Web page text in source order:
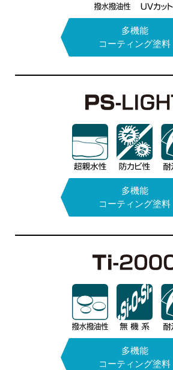
多機能
コーティング塗料
多機能
コーティング塗料
多機能
コーティング塗料
水性アクリル系
1液タイプ
溶剤アクリル
ウレタン系2液タイプ
アクリル
シリコン系1液タイプ
リン酸フッ化
アンモニウム
界面活性剤
次亜塩素酸
ナトリウム